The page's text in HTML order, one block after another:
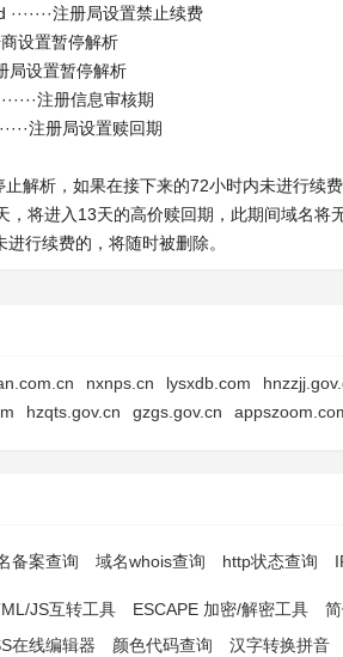
注册局设置禁止续费
商设置暂停解析
册局设置暂停解析
注册信息审核期
注册局设置赎回期
解析，如果在接下来的72小时内未进行续
将进入13天的高价赎回期，此期间域名将
行续费的，将随时被删除。
nxnps.cn lysxdb.com
hzqts.gov.cn gzgs.gov.cn
备案查询 域名whois查询 http状态查询
JS互转工具 ESCAPE 加密/解密工具
在线编辑器
颜色代码查询 汉字转换拼音